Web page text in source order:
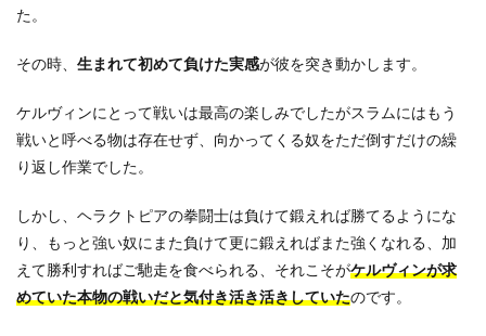
強さ
いて
た。
その時、 生まれて初めて負けた実感が彼を突き動かします。
ケルヴィンにとって戦いは最高の楽しみでしたがスラムにはもう
戦いと呼べる物は存在せず、向かってくる奴をただ倒すだけの繰
り返し作業でした。
しかし、ヘラクトピアの拳闘士は負けて鍛えれば勝てるようにな
り、もっと強い奴にまた負けて更に鍛えればまた強くなれる、加
えて勝利すればご馳走を食べられる、それこそがケルヴィンが求
めていた本物の戦いだと気付き活き活きしていたのです。